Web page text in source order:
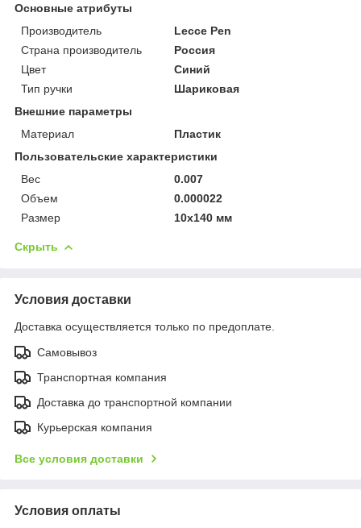
Основные атрибуты
Производитель
Lecce Pen
Страна производитель
Россия
Цвет
Синий
Тип ручки
Шариковая
Внешние параметры
Материал
Пластик
Пользовательские характеристики
Вес
0.007
Объем
0.000022
Размер
10х140 мм
Скрыть
Условия доставки
Доставка осуществляется только по предоплате.
Самовывоз
Транспортная компания
Доставка до транспортной компании
Курьерская компания
Все условия доставки
Условия оплаты